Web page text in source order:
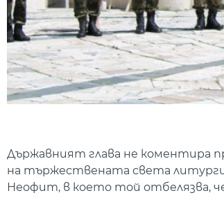
Държавният глава не коментира
на тържествената света
Неофит, в което той отбелязва,